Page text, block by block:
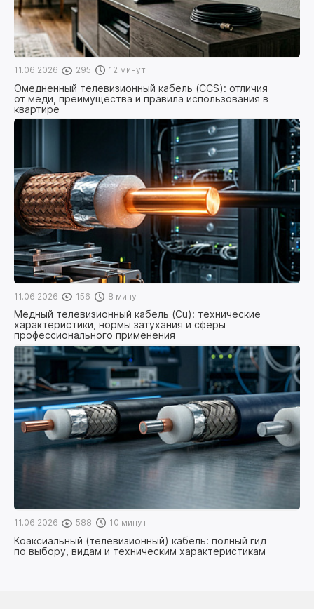
11.06.2026 295 12 минут
Омедненный телевизионный кабель (CCS): отличия
от меди, преимущества и правила использования в
квартире
11.06.2026 156 8 минут
Медный телевизионный кабель (Cu): технические
характеристики, нормы затухания и сферы
профессионального применения
11.06.2026 588 10 минут
Коаксиальный (телевизионный) кабель: полный гид
по выбору, видам и техническим характеристикам